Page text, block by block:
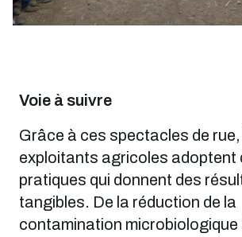
Voie à suivre
Grâce à ces spectacles de
exploitants agricoles adoptent
pratiques qui donnent des
tangibles. De la réduction de la
contamination microbiologique